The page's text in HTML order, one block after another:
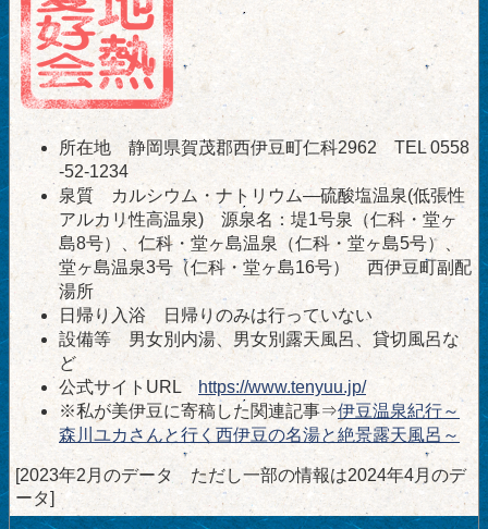
所在地 静岡県賀茂郡西伊豆町仁科2962 TEL 0558
-52-1234
泉質 カルシウム・ナトリウム―硫酸塩温泉(低張性
アルカリ性高温泉) 源泉名：堤1号泉（仁科・堂ヶ
島8号）、仁科・堂ヶ島温泉（仁科・堂ヶ島5号）、
堂ヶ島温泉3号（仁科・堂ヶ島16号） 西伊豆町副配
湯所
日帰り入浴 日帰りのみは行っていない
設備等 男女別内湯、男女別露天風呂、貸切風呂な
ど
公式サイトURL https://www.tenyuu.jp/
※私が美伊豆に寄稿した関連記事⇒伊豆温泉紀行～
森川ユカさんと行く西伊豆の名湯と絶景露天風呂～
[2023年2月のデータ ただし一部の情報は2024年4月のデ
ータ]